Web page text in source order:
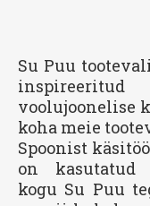
Su Puu
voolujoonelise
koha meie
Spoonist
on kasutatud
kogu Su Puu